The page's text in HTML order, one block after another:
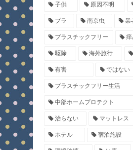
子供 原因不明
プラ 南京虫 業
プラスチックフリー
駆除 海外旅行
有害 ではない
プラスチックフリー生活
中部ホームプロテクト
治らない マットレス
ホテル 宿泊施設